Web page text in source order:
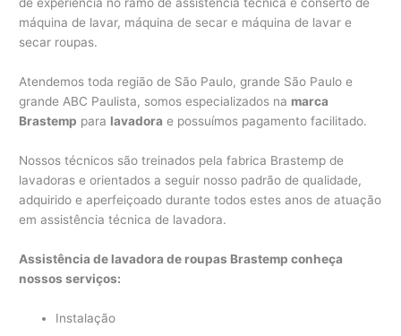
de experiência no ramo de assistência técnica e conserto de
máquina de lavar, máquina de secar e máquina de lavar e
secar roupas.
Atendemos toda região de São Paulo, grande São Paulo e
grande ABC Paulista, somos especializados na marca
Brastemp para lavadora e possuímos pagamento facilitado.
Nossos técnicos são treinados pela fabrica Brastemp de
lavadoras e orientados a seguir nosso padrão de qualidade,
adquirido e aperfeiçoado durante todos estes anos de atuação
em assistência técnica de lavadora.
Assistência de lavadora de roupas Brastemp conheça
nossos serviços:
Instalação